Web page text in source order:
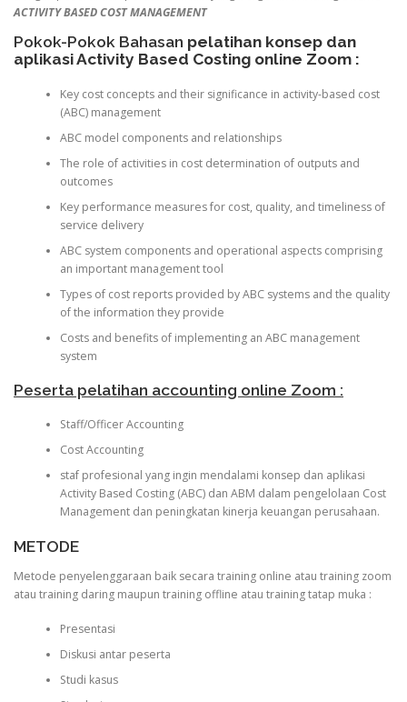
ACTIVITY BASED COST MANAGEMENT
Pokok-Pokok Bahasan pelatihan konsep dan
aplikasi Activity Based Costing online Zoom :
Key cost concepts and their significance in activity-based cost
(ABC) management
ABC model components and relationships
The role of activities in cost determination of outputs and
outcomes
Key performance measures for cost, quality, and timeliness of
service delivery
ABC system components and operational aspects comprising
an important management tool
Types of cost reports provided by ABC systems and the quality
of the information they provide
Costs and benefits of implementing an ABC management
system
Peserta pelatihan accounting online Zoom :
Staff/Officer Accounting
Cost Accounting
staf profesional yang ingin mendalami konsep dan aplikasi
Activity Based Costing (ABC) dan ABM dalam pengelolaan Cost
Management dan peningkatan kinerja keuangan perusahaan.
METODE
Metode penyelenggaraan baik secara training online atau training zoom
atau training daring maupun training offline atau training tatap muka :
Presentasi
Diskusi antar peserta
Studi kasus